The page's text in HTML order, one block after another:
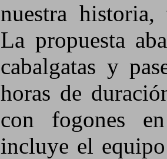
nuestra
La propuesta
cabalgatas y
horas de
con fogones
incluye el